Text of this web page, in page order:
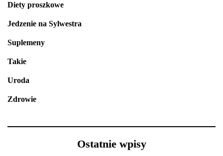
Diety proszkowe
Jedzenie na Sylwestra
Suplemeny
Takie
Uroda
Zdrowie
Ostatnie wpisy